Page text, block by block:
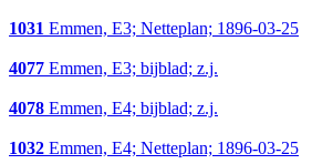
1031 Emmen, E3; Netteplan; 1896-03-25
4077 Emmen, E3; bijblad; z.j.
4078 Emmen, E4; bijblad; z.j.
1032 Emmen, E4; Netteplan; 1896-03-25